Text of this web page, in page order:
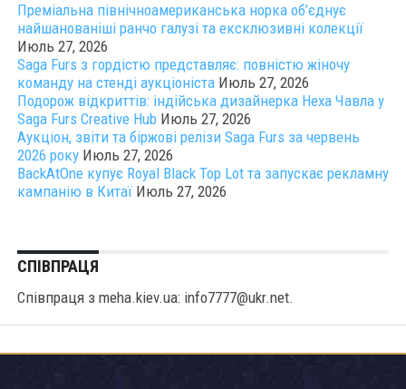
Преміальна північноамериканська норка об’єднує
найшанованіші ранчо галузі та ексклюзивні колекції
Июль 27, 2026
Saga Furs з гордістю представляє: повністю жіночу
команду на стенді аукціоніста Июль 27, 2026
Подорож відкриттів: індійська дизайнерка Неха Чавла у
Saga Furs Creative Hub Июль 27, 2026
Аукціон, звіти та біржові релізи Saga Furs за червень
2026 року Июль 27, 2026
BackAtOne купує Royal Black Top Lot та запускає рекламну
кампанію в Китаї Июль 27, 2026
СПІВПРАЦЯ
Співпраця з meha.kiev.ua: info7777@ukr.net.